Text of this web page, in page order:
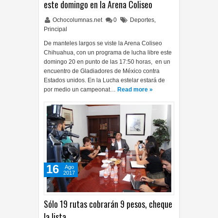
este domingo en la Arena Coliseo
Ochocolumnas.net 0 Deportes,
Principal
De manteles largos se viste la Arena Coliseo
Chihuahua, con un programa de lucha libre este
domingo 20 en punto de las 17:50 horas, en un
encuentro de Gladiadores de México contra
Estados unidos. En la Lucha estelar estará de
por medio un campeonat… Read more »
Sólo 19 rutas cobrarán 9 pesos, cheque
16
Ago
2017